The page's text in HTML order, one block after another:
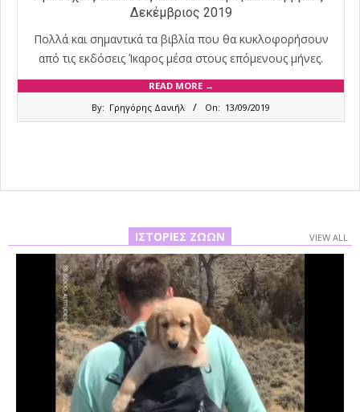
Δεκέμβριος 2019
Πολλά και σημαντικά τα βιβλία που θα κυκλοφορήσουν
από τις εκδόσεις Ίκαρος μέσα στους επόμενους μήνες.
READ MORE →
By: Γρηγόρης Δανιήλ On: 13/09/2019
ΙΣΤΟΡΊΕΣ ΖΏΩΝ VIEW ALL